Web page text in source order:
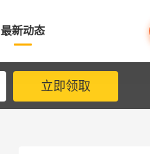
最新动态
立即领取